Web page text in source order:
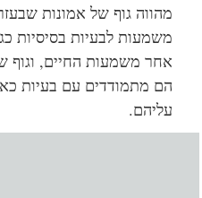
מהווה גוף של אמונות
משמעות לבעיות בסיסיות
אחר משמעות החיים, וגוף של
הם מתמודדים עם בעיות כאלה
עליהם.